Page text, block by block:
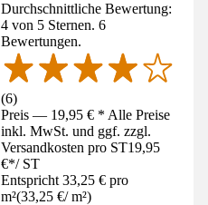
Durchschnittliche Bewertung:
4 von 5 Sternen. 6
Bewertungen.
(6)
Preis — 19,95 € * Alle Preise
inkl. MwSt. und ggf. zzgl.
Versandkosten pro ST19,95
€*/ ST
Entspricht 33,25 € pro
m²(33,25 €/ m²)